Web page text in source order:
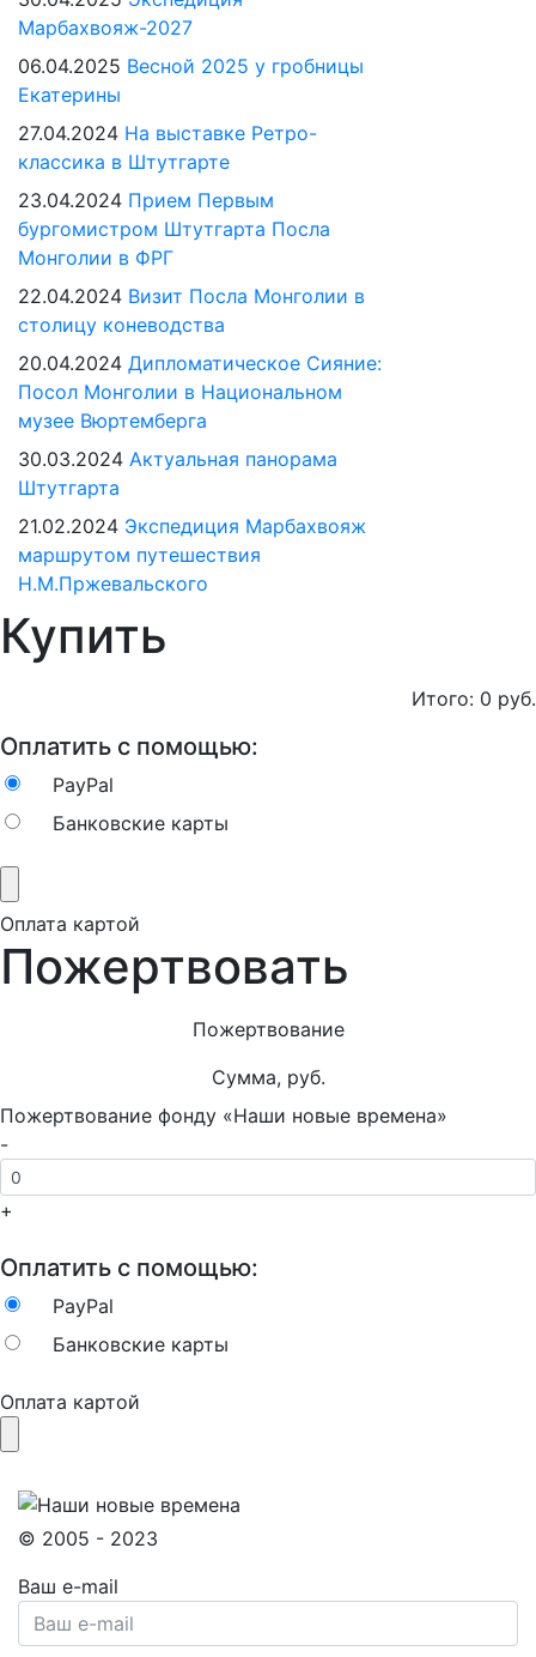
Марбахвояж-2027
06.04.2025 Весной 2025 у гробницы
Екатерины
27.04.2024 На выставке Ретро-
классика в Штутгарте
23.04.2024 Прием Первым
бургомистром Штутгарта Посла
Монголии в ФРГ
22.04.2024 Визит Посла Монголии в
столицу коневодства
20.04.2024 Дипломатическое Сияние:
Посол Монголии в Национальном
музее Вюртемберга
30.03.2024 Актуальная панорама
Штутгарта
21.02.2024 Экспедиция Марбахвояж
маршрутом путешествия
Н.М.Пржевальского
Купить
Итого: 0 руб.
Оплатить с помощью:
PayPal
Банковские карты
Оплата картой
Пожертвовать
Пожертвование
Сумма, руб.
Пожертвование фонду «Наши новые времена»
-
+
Оплатить с помощью:
PayPal
Банковские карты
Оплата картой
© 2005 - 2023
Ваш e-mail